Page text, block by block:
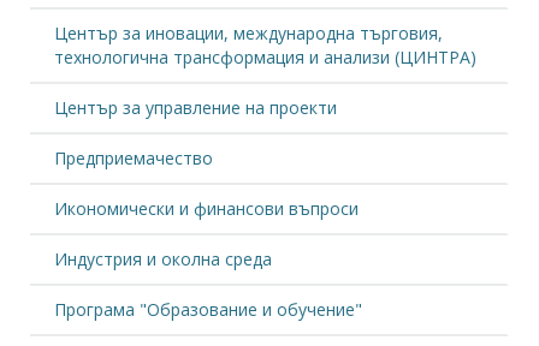
Център за иновации, международна търговия,
технологична трансформация и анализи (ЦИНТРА)
Център за управление на проекти
Предприемачество
Икономически и финансови въпроси
Индустрия и околна среда
Програма "Образование и обучение"